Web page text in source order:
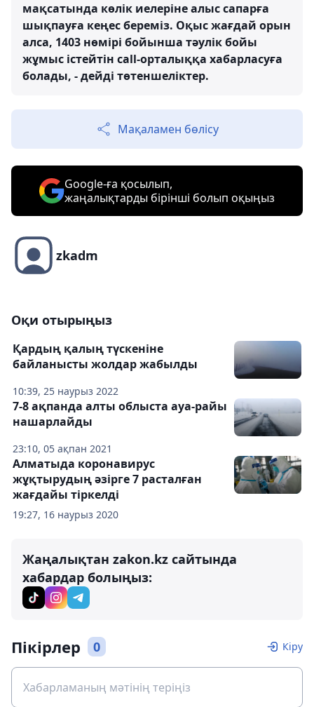
мақсатында көлік иелеріне алыс сапарға
шықпауға кеңес береміз. Оқыс жағдай орын
алса, 1403 нөмірі бойынша тәулік бойы
жұмыс істейтін call-орталыққа хабарласуға
болады, - дейді төтеншеліктер.
Мақаламен бөлісу
Google-ға қосылып,
жаңалықтарды бірінші болып оқыңыз
zkadm
Оқи отырыңыз
10:39, 25 наурыз 2022
Қардың қалың түскеніне
байланысты жолдар жабылды
23:10, 05 ақпан 2021
7-8 ақпанда алты облыста ауа-райы
нашарлайды
19:27, 16 наурыз 2020
Алматыда коронавирус
жұқтырудың әзірге 7 расталған
жағдайы тіркелді
Жаңалықтан zakon.kz сайтында
хабардар болыңыз:
Пікірлер 0 Кіру